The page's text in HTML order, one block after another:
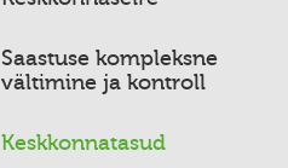
Saastuse kompleksne
vältimine ja kontroll
Keskkonnatasud